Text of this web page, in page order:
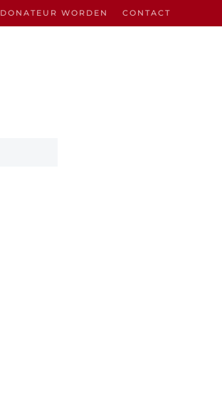
DONATEUR WORDEN CONTACT